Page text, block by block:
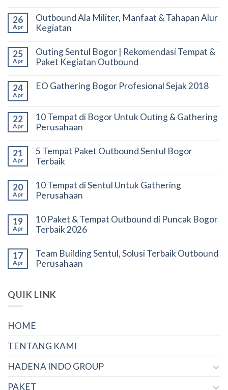
26
Apr
Outbound Ala Militer, Manfaat & Tahapan Alur
Kegiatan
25
Apr
Outing Sentul Bogor | Rekomendasi Tempat &
Paket Kegiatan Outbound
24
Apr
EO Gathering Bogor Profesional Sejak 2018
22
Apr
10 Tempat di Bogor Untuk Outing & Gathering
Perusahaan
21
Apr
5 Tempat Paket Outbound Sentul Bogor
Terbaik
20
Apr
10 Tempat di Sentul Untuk Gathering
Perusahaan
19
Apr
10 Paket & Tempat Outbound di Puncak Bogor
Terbaik 2026
17
Apr
Team Building Sentul, Solusi Terbaik Outbound
Perusahaan
QUIK LINK
HOME
TENTANG KAMI
HADENA INDO GROUP
PAKET